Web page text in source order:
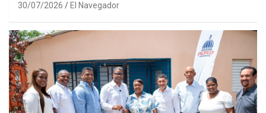
30/07/2026 El Navegador